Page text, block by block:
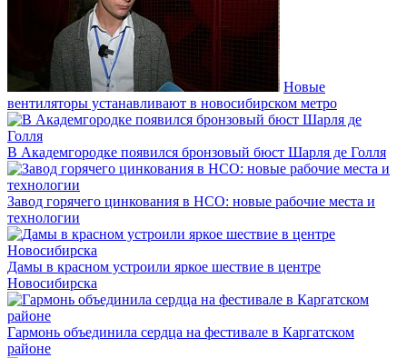
Новые
вентиляторы устанавливают в новосибирском метро
В Академгородке появился бронзовый бюст Шарля де Голля
Завод горячего цинкования в НСО: новые рабочие места и
технологии
Дамы в красном устроили яркое шествие в центре
Новосибирска
Гармонь объединила сердца на фестивале в Каргатском
районе